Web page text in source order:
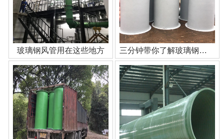
玻璃钢风管用在这些地方 三分钟带你了解玻璃钢管道